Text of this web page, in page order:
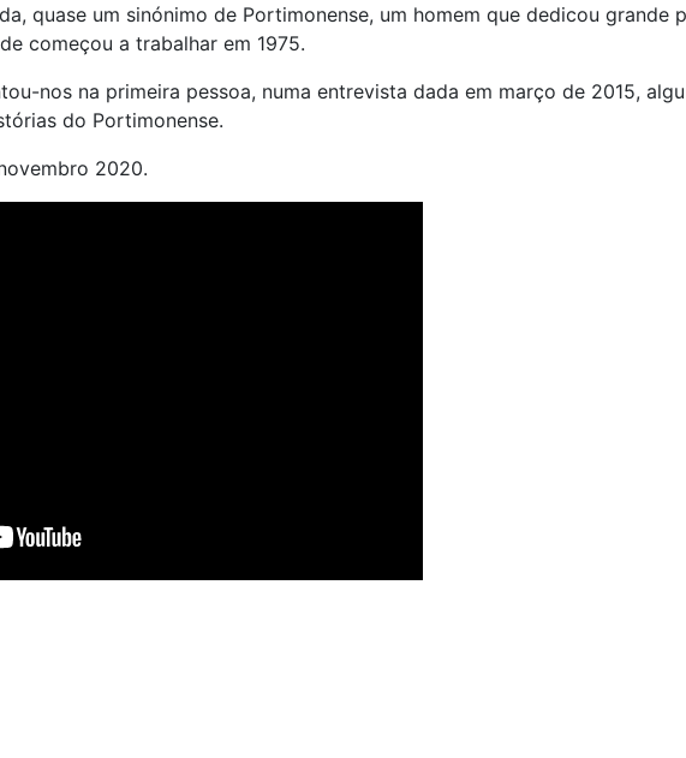
quase um sinónimo de Portimonense, um homem que dedicou grande
começou a trabalhar em 1975.
nos na primeira pessoa, numa entrevista dada em março de 2015,
do Portimonense.
2020.